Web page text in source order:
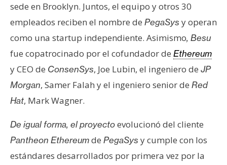
c
i
d
a
d
sede en Brooklyn. Juntos, el equipo y otros 30
empleados reciben el nombre de PegaSys y operan
como una startup independiente. Asimismo, Besu
fue copatrocinado por el cofundador de Ethereum
y CEO de ConsenSys, Joe Lubin, el ingeniero de JP
Morgan, Samer Falah y el ingeniero senior de Red
Hat, Mark Wagner.
De igual forma, el proyectoevolucionó del cliente
Pantheon Ethereumde PegaSys y cumple con los
estándares desarrollados por primera vez por la